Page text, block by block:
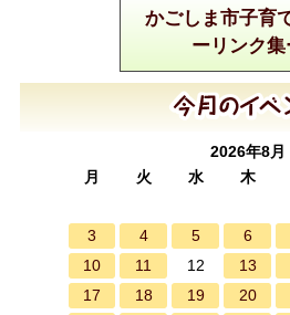
かごしま市子育
ーリンク集
2026年8月
月
火 水 木
3
4 5 6
10
11 12 13
17
18 19 20